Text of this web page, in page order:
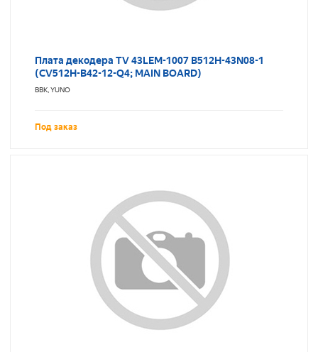
Плата декодера TV 43LEM-1007 B512H-43N08-1
(CV512H-B42-12-Q4; MAIN BOARD)
BBK, YUNO
Под заказ